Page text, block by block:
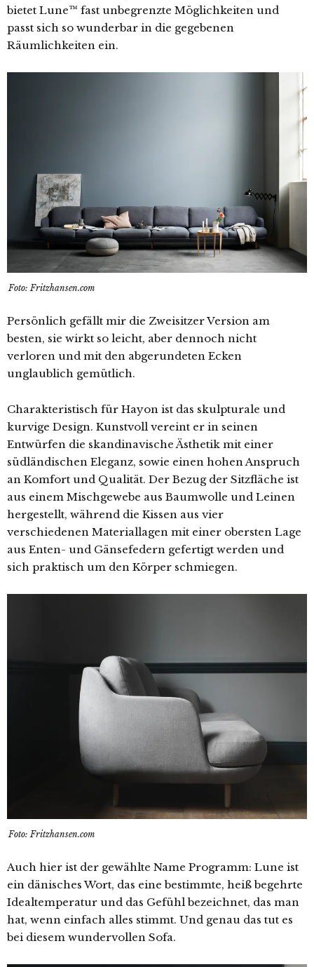
bietet Lune™ fast unbegrenzte Möglichkeiten und
passt sich so wunderbar in die gegebenen
Räumlichkeiten ein.
Foto: Fritzhansen.com
Persönlich gefällt mir die Zweisitzer Version am
besten, sie wirkt so leicht, aber dennoch nicht
verloren und mit den abgerundeten Ecken
unglaublich gemütlich.
Charakteristisch für Hayon ist das skulpturale und
kurvige Design. Kunstvoll vereint er in seinen
Entwürfen die skandinavische Ästhetik mit einer
südländischen Eleganz, sowie einen hohen Anspruch
an Komfort und Qualität. Der Bezug der Sitzfläche ist
aus einem Mischgewebe aus Baumwolle und Leinen
hergestellt, während die Kissen aus vier
verschiedenen Materiallagen mit einer obersten Lage
aus Enten- und Gänsefedern gefertigt werden und
sich praktisch um den Körper schmiegen.
Foto: Fritzhansen.com
Auch hier ist der gewählte Name Programm: Lune ist
ein dänisches Wort, das eine bestimmte, heiß begehrte
Idealtemperatur und das Gefühl bezeichnet, das man
hat, wenn einfach alles stimmt. Und genau das tut es
bei diesem wundervollen Sofa.